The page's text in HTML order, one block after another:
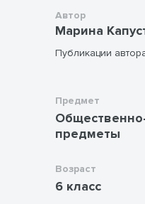
рабочей
образования.-
Автор
Марина
Публикации
Предмет
предметы
Возраст
6 класс